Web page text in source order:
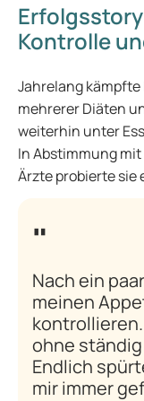
Erfolgsstory
Kontrolle
Jahrelang
mehrerer Diäten
weiterhin unter
In Abstimmung
Ärzte probierte sie
Nach ein
meinen
ohne
Endlich
mir immer